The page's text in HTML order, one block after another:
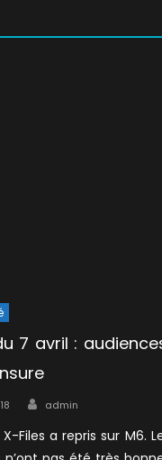
7 avril :
Author
admin
Files a repris sur M6.